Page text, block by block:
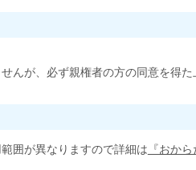
んが、必ず親権者の方の同意を得た
囲が異なりますので詳細は 『おか